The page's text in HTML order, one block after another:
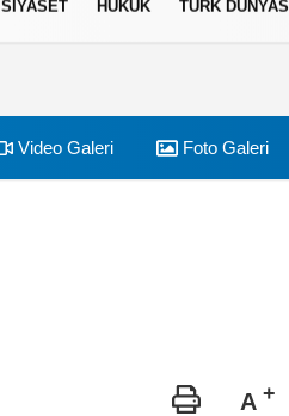
SİYASET HUKUK TÜRK DÜNYASI
Video Galeri Foto Galeri
A